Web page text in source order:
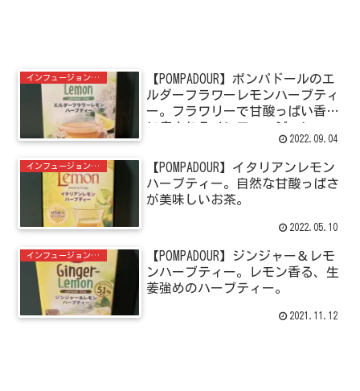
インフュージョン＆ハーブティー
【POMPADOUR】ポンパドールのエ
ルダーフラワーレモンハーブティ
ー。フラワリーで甘酸っぱい香り
に癒されるインフュージョン。
2022.09.04
インフュージョン＆ハーブティー
【POMPADOUR】イタリアンレモン
ハーブティー。自然な甘酸っぱさ
が美味しいお茶。
2022.05.10
インフュージョン＆ハーブティー
【POMPADOUR】ジンジャー＆レモ
ンハーブティー。レモン香る、生
姜強めのハーブティー。
2021.11.12